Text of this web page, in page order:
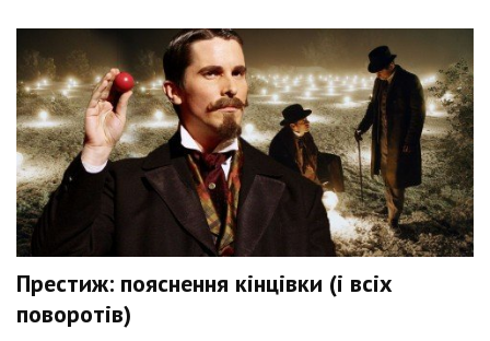
Престиж: пояснення кінцівки (і всіх
поворотів)